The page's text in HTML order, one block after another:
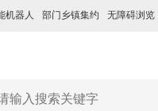
机器人 部门乡镇集约 无障碍浏览